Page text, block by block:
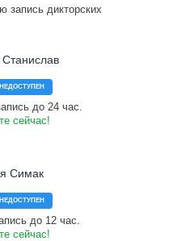
запись дикторских
НЕДОСТУПЕН
до 24 час.
сейчас!
Симак
НЕДОСТУПЕН
до 12 час.
сейчас!